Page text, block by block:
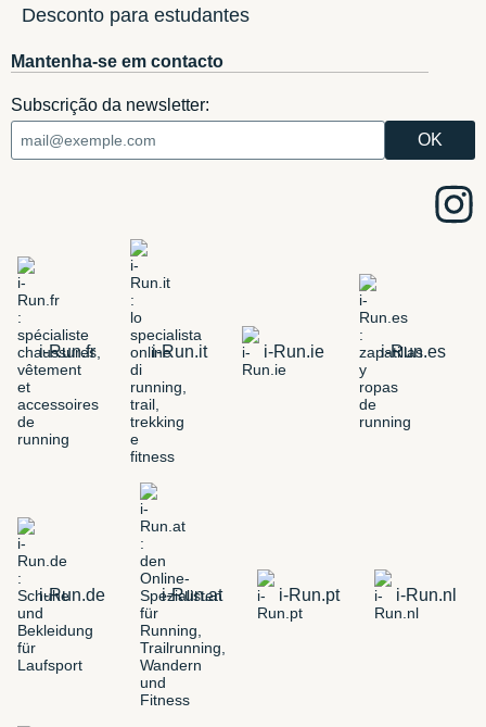
Desconto para estudantes
Mantenha-se em contacto
Subscrição da newsletter:
i-Run.fr i-Run.it i-Run.ie i-Run.es
i-Run.de i-Run.at i-Run.pt i-Run.nl